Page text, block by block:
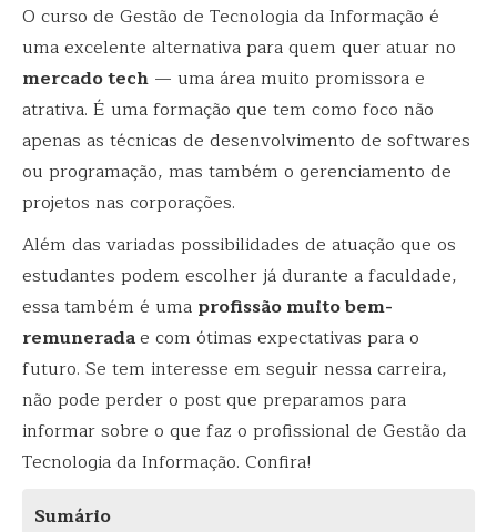
O curso de Gestão de Tecnologia da Informação é
uma excelente alternativa para quem quer atuar no
mercado tech — uma área muito promissora e
atrativa. É uma formação que tem como foco não
apenas as técnicas de desenvolvimento de softwares
ou programação, mas também o gerenciamento de
projetos nas corporações.
Além das variadas possibilidades de atuação que os
estudantes podem escolher já durante a faculdade,
essa também é uma profissão muito bem-
remuneradae com ótimas expectativas para o
futuro. Se tem interesse em seguir nessa carreira,
não pode perder o post que preparamos para
informar sobre o que faz o profissional de Gestão da
Tecnologia da Informação. Confira!
Sumário